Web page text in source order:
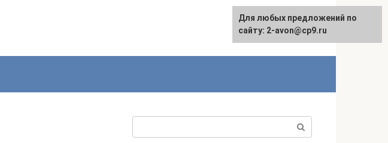
Для любых предложений по
сайту: 2-avon@cp9.ru